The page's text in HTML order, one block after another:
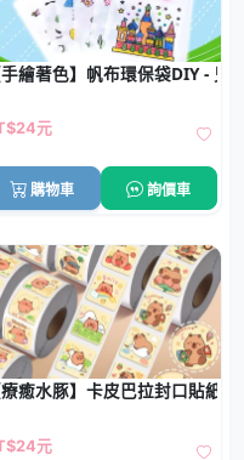
手工禮物
手繪著色】帆布環保袋DIY - 兒
元
購物車 詢價車
料包
療癒水豚】卡皮巴拉封口貼紙
元